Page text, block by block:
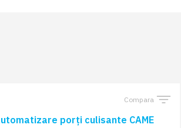
Compara
porți culisante CAME